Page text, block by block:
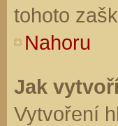
tohoto
Nahoru
Jak
Vytvoření